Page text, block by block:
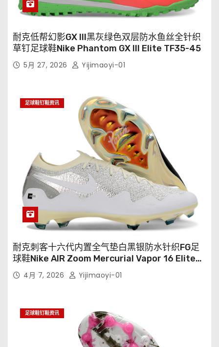
耐克低帮幻影GX III黑灰绿色双层防水鱼丝全针织
草钉足球鞋Nike Phantom GX III Elite TF35-45
5月 27, 2026 Yijimaoyi-01
足球鞋钉鞋资讯
耐克刺客十六代内置全气垫白黑银防水针织FG足
球鞋Nike AIR Zoom Mercurial Vapor 16 Elite
XXV FG35-45
4月 7, 2026 Yijimaoyi-01
足球鞋钉鞋资讯